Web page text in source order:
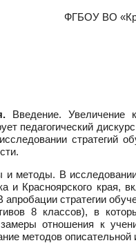
ФГБОУ ВО
Введение. Увеличение
педагогический
стратегий
и методы. В
и Красноярского края,
апробации стратегии
8 классов), в
отношения к
методов